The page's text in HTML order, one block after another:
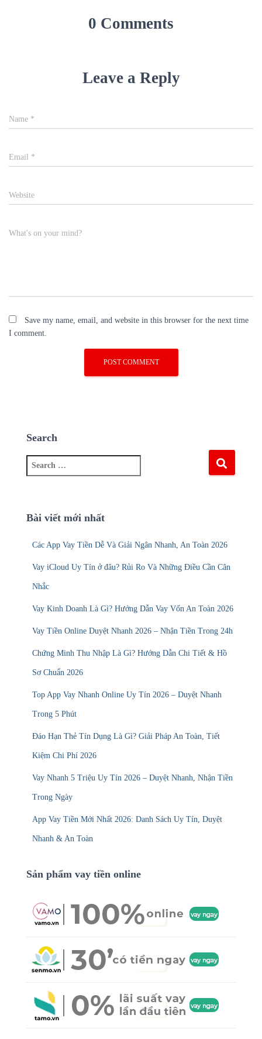
0 Comments
Leave a Reply
Name *
Email *
Website
What's on your mind?
Save my name, email, and website in this browser for the next time
I comment.
Search
e
c
Bài viết mới nhất
Các App Vay Tiền Dễ Và Giải Ngân Nhanh, An Toàn 2026
Vay iCloud Uy Tín ở đâu? Rủi Ro Và Những Điều Cần Cân
Nhắc
Vay Kinh Doanh Là Gì? Hướng Dẫn Vay Vốn An Toàn 2026
Vay Tiền Online Duyệt Nhanh 2026 – Nhận Tiền Trong 24h
Chứng Minh Thu Nhập Là Gì? Hướng Dẫn Chi Tiết & Hồ
Sơ Chuẩn 2026
Top App Vay Nhanh Online Uy Tín 2026 – Duyệt Nhanh
Trong 5 Phút
Đáo Hạn Thẻ Tín Dụng Là Gì? Giải Pháp An Toàn, Tiết
Kiệm Chi Phí 2026
Vay Nhanh 5 Triệu Uy Tín 2026 – Duyệt Nhanh, Nhận Tiền
Trong Ngày
App Vay Tiền Mới Nhất 2026: Danh Sách Uy Tín, Duyệt
Nhanh & An Toàn
Sản phẩm vay tiền online